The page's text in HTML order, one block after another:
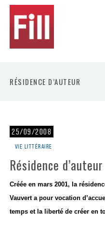
RÉSIDENCE D’AUTEUR
25/09/2008
Vie littéraire
Résidence d’auteur
Créée en mars 2001, la
Vauvert a pour vocation
temps et la liberté de créer en